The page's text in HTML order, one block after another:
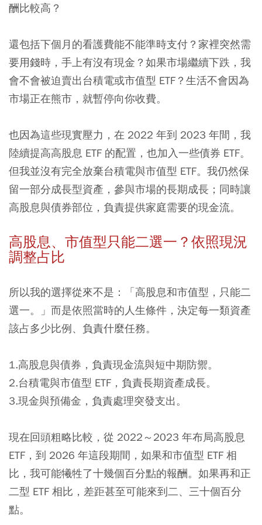
酬比較高？
還包括下個月的看護費能不能準時支付？家裡突然需
要用錢時，手上有沒有現金？如果市場繼續下跌，我
會不會被迫賣出台積電或市值型 ETF？生活不會因為
市場正在熊市，就暫停向你收費。
也因為這些現實壓力，在 2022 年到 2023 年間，我
陸續提高高股息 ETF 的配置，也加入一些債券 ETF。
但我並沒有完全放棄台積電與市值型 ETF。我仍然保
留一部分成長型資產，參與市場的長期成長；同時讓
高股息與債券部位，負責提供家庭需要的現金流。
高股息、市值型只能二選一？依照現況
調整占比
所以我的選擇從來不是：「高股息和市值型，只能二
選一。」而是依照當時的人生條件，決定每一類資產
該占多少比例、負責什麼任務。
1.高股息與債券，負責現金流與短中期防禦。
2.台積電與市值型 ETF，負責長期資產成長。
3.現金與預備金，負責處理突發支出。
現在回頭粗略比較，從 2022～2023 年布局高股息
ETF，到 2026 年這段期間，如果和市值型 ETF 相
比，我可能犧牲了十幾個百分點的報酬。如果再和正
二型 ETF 相比，差距甚至可能來到二、三十個百分
點。